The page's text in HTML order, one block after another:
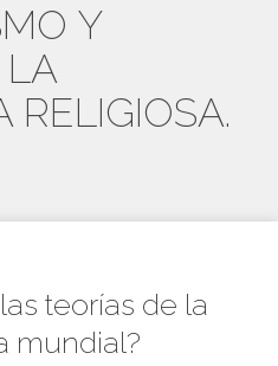
Y
RELIGIOSA.
teorías de la
mundial?